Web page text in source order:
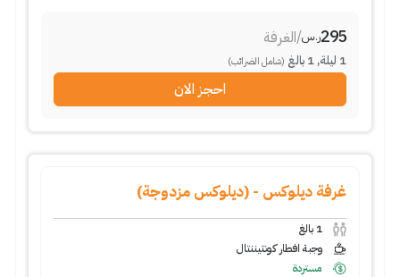
295ر.س/الغرفة
1 ليلة,
1 بالغ (شامل الضرائب)
احجز الان
غرفة ديلوكس - (ديلوكس مزدوجة)
1 بالغ
وجبة افطار كونتيننتال
مستردة